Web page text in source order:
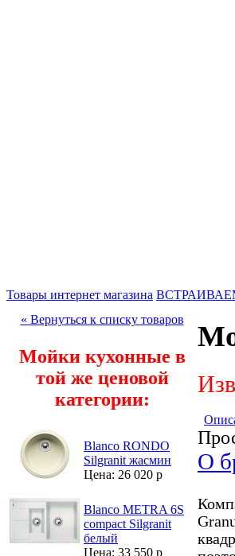
Товары интернет магазина
« Вернуться к списку товаров
Мойки кухонные в
той же ценовой
категории:
Blanco RONDO
Silgranit жасмин
Цена: 26 020 р
Blanco METRA 6S
compact Silgranit
белый
Цена: 33 550 р
О